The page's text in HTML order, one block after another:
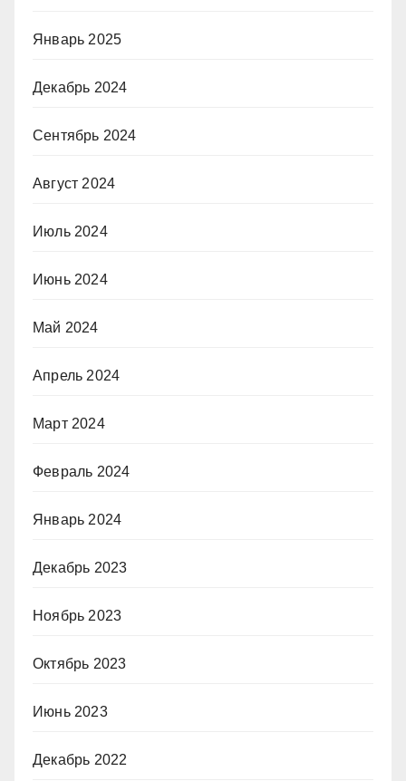
Январь 2025
Декабрь 2024
Сентябрь 2024
Август 2024
Июль 2024
Июнь 2024
Май 2024
Апрель 2024
Март 2024
Февраль 2024
Январь 2024
Декабрь 2023
Ноябрь 2023
Октябрь 2023
Июнь 2023
Декабрь 2022